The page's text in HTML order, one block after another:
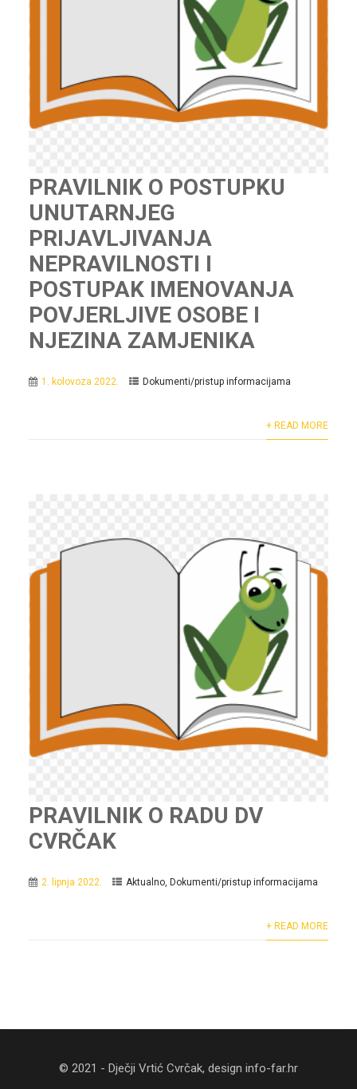
PRAVILNIK O POSTUPKU
UNUTARNJEG
PRIJAVLJIVANJA
NEPRAVILNOSTI I
POSTUPAK IMENOVANJA
POVJERLJIVE OSOBE I
NJEZINA ZAMJENIKA
1. kolovoza 2022. Dokumenti/pristup informacijama
+ READ MORE
PRAVILNIK O RADU DV
CVRČAK
2. lipnja 2022. Aktualno, Dokumenti/pristup informacijama
+ READ MORE
© 2021 - Dječji Vrtić Cvrčak, design info-far.hr